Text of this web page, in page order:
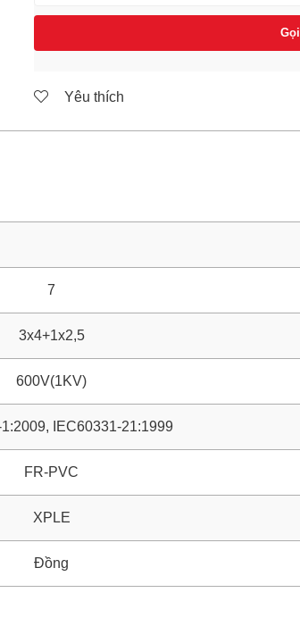
Yêu thích
7
3x4+1x2,5
600V(1KV)
1:2009, IEC60331-21:1999
FR-PVC
XPLE
Đồng